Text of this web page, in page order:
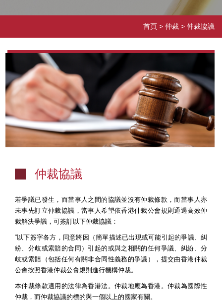
首頁 > 仲裁 > 仲裁協議
仲裁協議
若爭議已發生，而當事人之間的協議並沒有仲裁條款，而當事人亦
未事先訂立仲裁協議，當事人希望依香港仲裁公會規則通過高效仲
裁解決爭議，可簽訂以下仲裁協議：
“以下簽字各方，同意將因（簡單描述已出現或可能引起的爭議、糾
紛、分歧或索賠的合同）引起的或與之相關的任何爭議、糾紛、分
歧或索賠（包括任何有關非合同性義務的爭議），提交由香港仲裁
公會按照香港仲裁公會規則進行機構仲裁。
本仲裁條款適用的法律為香港法。仲裁地應為香港。仲裁為國際性
仲裁，而仲裁協議的標的與一個以上的國家有關。